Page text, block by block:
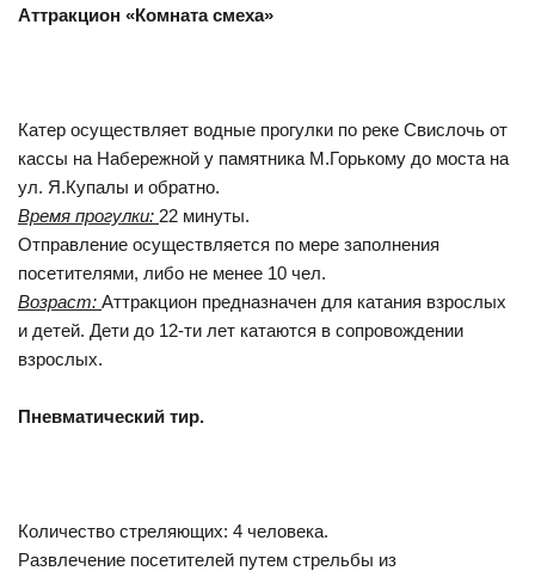
Аттракцион «Комната смеха»
Катер осуществляет водные прогулки по реке Свислочь от
кассы на Набережной у памятника М.Горькому до моста на
ул. Я.Купалы и обратно.
Время прогулки: 22 минуты.
Отправление осуществляется по мере заполнения
посетителями, либо не менее 10 чел.
Возраст: Аттракцион предназначен для катания взрослых
и детей. Дети до 12-ти лет катаются в сопровождении
взрослых.
Пневматический тир.
Количество стреляющих: 4 человека.
Развлечение посетителей путем стрельбы из